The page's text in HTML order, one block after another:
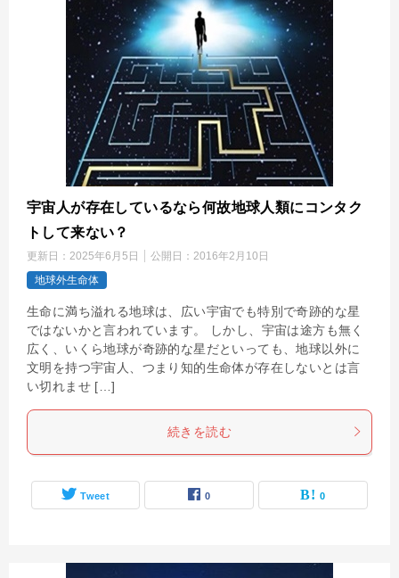
宇宙人が存在しているなら何故地球人類にコンタク
トして来ない？
更新日： 2025年6月5日 公開日： 2016年2月10日
地球外生命体
生命に満ち溢れる地球は、広い宇宙でも特別で奇跡的な星
ではないかと言われています。 しかし、宇宙は途方も無く
広く、いくら地球が奇跡的な星だといっても、地球以外に
文明を持つ宇宙人、つまり知的生命体が存在しないとは言
い切れませ […]
続きを読む
Tweet 0 0